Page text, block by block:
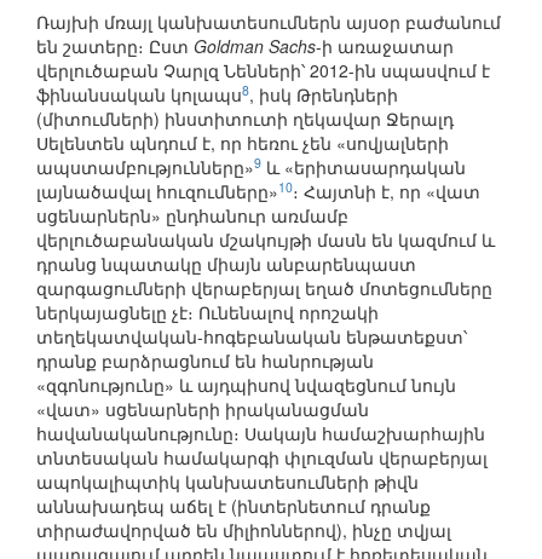
Ռայխի մռայլ կանխատեսումներն այսօր բաժանում
են շատերը։ Ըստ Goldman Sachs-ի առաջատար
վերլուծաբան Չարլզ Նենների՝ 2012-ին սպասվում է
ֆինանսական կոլապս8, իսկ Թրենդների
(միտումների) ինստիտուտի ղեկավար Ջերալդ
Սելենտեն պնդում է, որ հեռու չեն «սովյալների
ապստամբությունները»9 և «երիտասարդական
լայնածավալ հուզումները»10։ Հայտնի է, որ «վատ
սցենարներն» ընդհանուր առմամբ
վերլուծաբանական մշակույթի մասն են կազմում և
դրանց նպատակը միայն անբարենպաստ
զարգացումների վերաբերյալ եղած մոտեցումները
ներկայացնելը չէ։ Ունենալով որոշակի
տեղեկատվական-հոգեբանական ենթատեքստ՝
դրանք բարձրացնում են հանրության
«զգոնությունը» և այդպիսով նվազեցնում նույն
«վատ» սցենարների իրականացման
հավանականությունը։ Սակայն համաշխարհային
տնտեսական համակարգի փլուզման վերաբերյալ
ապոկալիպտիկ կանխատեսումների թիվն
աննախադեպ աճել է (ինտերնետում դրանք
տիրաժավորված են միլիոններով), ինչը տվյալ